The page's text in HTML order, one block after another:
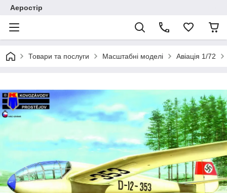
Аеростір
Товари та послуги Масштабні моделі Авіація 1/72